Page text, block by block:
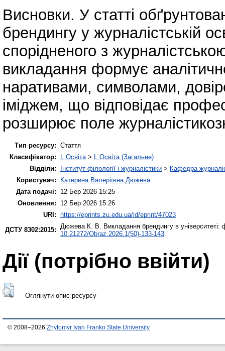
Висновки. У статті
брендингу у журналістській
спорідненого з
викладання формує
наративами, символами,
іміджем, що відповідає
розширює поле
Тип ресурсу: Стаття
Класифікатор:
L Освіта >
L Освіта (Загальне)
Відділи:
Інститут філології і журналістики > Кафедра
Користувач:
Катерина Валеріївна Дюжева
Дата подачі:
12 Бер 2026 15:25
Оновлення:
12 Бер 2026 15:26
URI:
https://eprints.zu.edu.ua/id/eprint/47023
ДСТУ 8302:2015:
Дюжева К. В.
Викладання брендингу в
10.21272/Obraz.2026.1(50)-133-143
Дії ​​(потрібно ввійти)
Оглянути опис ресурсу
© 2008–2026 Zhytomyr Ivan Franko State University